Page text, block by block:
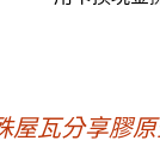
屋瓦分享膠